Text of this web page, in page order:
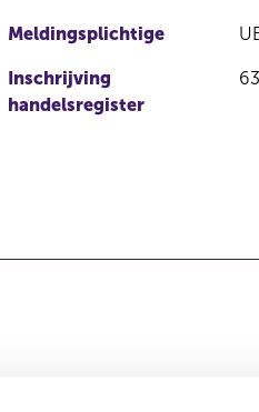
Meldingsplichtige
Inschrijving
handelsregister